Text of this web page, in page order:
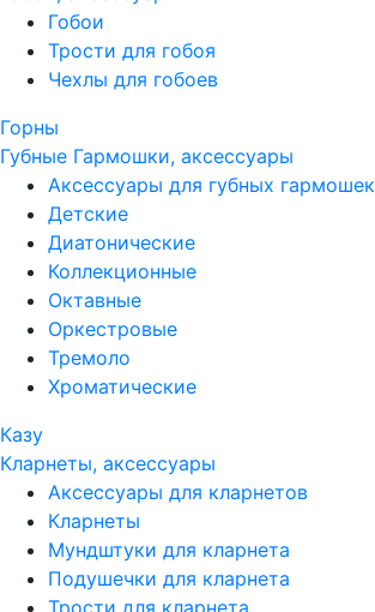
Гобои
Трости для гобоя
Чехлы для гобоев
Горны
Губные Гармошки, аксессуары
Аксессуары для губных гармошек
Детские
Диатонические
Коллекционные
Октавные
Оркестровые
Тремоло
Хроматические
Казу
Кларнеты, аксессуары
Аксессуары для кларнетов
Кларнеты
Мундштуки для кларнета
Подушечки для кларнета
Трости для кларнета